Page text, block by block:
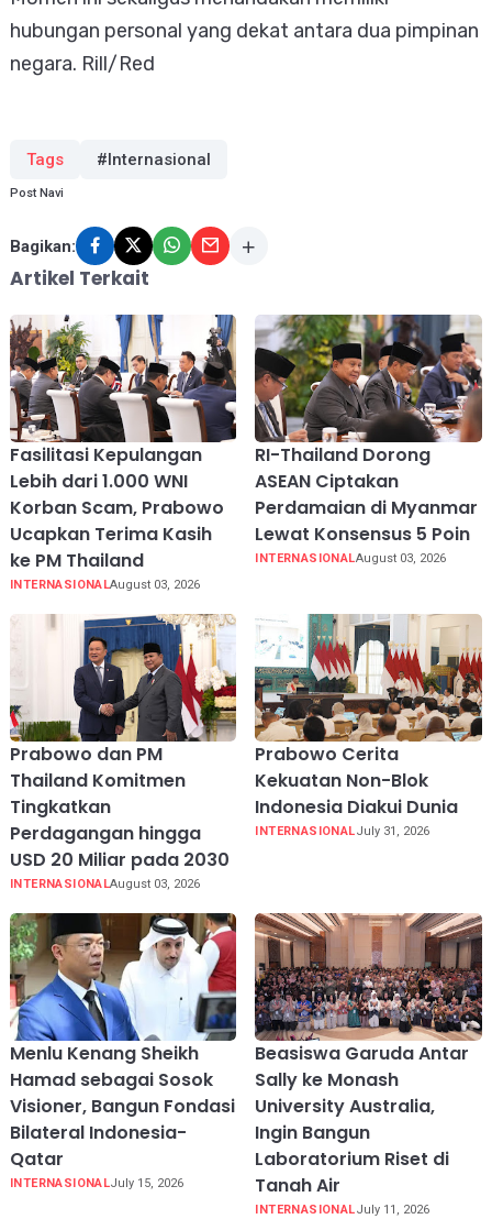
hubungan personal yang dekat antara dua pimpinan
negara. Rill/Red
Tags #Internasional
Post Navi
Bagikan:
Artikel Terkait
Fasilitasi Kepulangan
Lebih dari 1.000 WNI
Korban Scam, Prabowo
Ucapkan Terima Kasih
ke PM Thailand
INTERNASIONALAugust 03, 2026
RI-Thailand Dorong
ASEAN Ciptakan
Perdamaian di Myanmar
Lewat Konsensus 5 Poin
INTERNASIONALAugust 03, 2026
Prabowo dan PM
Thailand Komitmen
Tingkatkan
Perdagangan hingga
USD 20 Miliar pada 2030
INTERNASIONALAugust 03, 2026
Prabowo Cerita
Kekuatan Non-Blok
Indonesia Diakui Dunia
INTERNASIONALJuly 31, 2026
Menlu Kenang Sheikh
Hamad sebagai Sosok
Visioner, Bangun Fondasi
Bilateral Indonesia-
Qatar
INTERNASIONALJuly 15, 2026
Beasiswa Garuda Antar
Sally ke Monash
University Australia,
Ingin Bangun
Laboratorium Riset di
Tanah Air
INTERNASIONALJuly 11, 2026